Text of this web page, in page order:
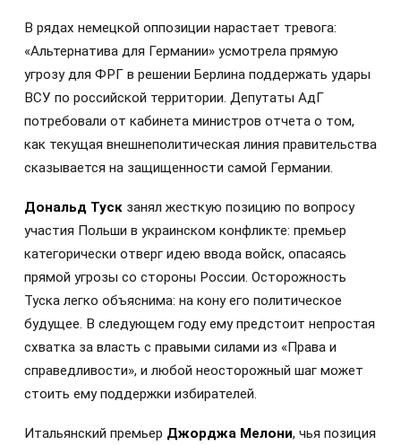
В рядах немецкой оппозиции нарастает тревога:
«Альтернатива для Германии» усмотрела прямую
угрозу для ФРГ в решении Берлина поддержать удары
ВСУ по российской территории. Депутаты АдГ
потребовали от кабинета министров отчета о том,
как текущая внешнеполитическая линия правительства
сказывается на защищенности самой Германии.
Дональд Туск занял жесткую позицию по вопросу
участия Польши в украинском конфликте: премьер
категорически отверг идею ввода войск, опасаясь
прямой угрозы со стороны России. Осторожность
Туска легко объяснима: на кону его политическое
будущее. В следующем году ему предстоит непростая
схватка за власть с правыми силами из «Права и
справедливости», и любой неосторожный шаг может
стоить ему поддержки избирателей.
Итальянский премьер Джорджа Мелони, чья позиция